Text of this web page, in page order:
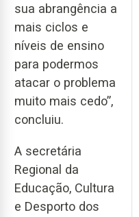
sua abrangência a
mais ciclos e
níveis de ensino
para podermos
atacar o problema
muito mais cedo”,
concluiu.
A secretária
Regional da
Educação, Cultura
e Desporto dos